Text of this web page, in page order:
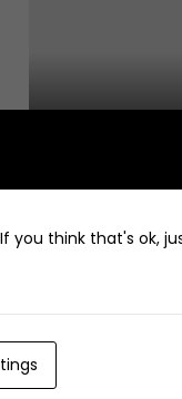
you think that's ok,